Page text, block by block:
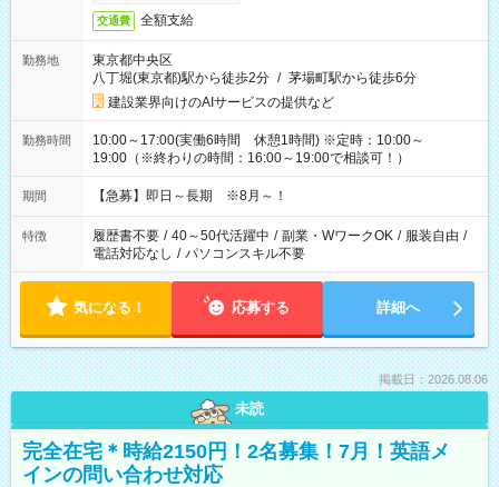
交通費 全額支給
勤務地
東京都中央区
八丁堀(東京都)駅から徒歩2分 / 茅場町駅から徒歩6分
建設業界向けのAIサービスの提供など
勤務時間
10:00～17:00(実働6時間 休憩1時間) ※定時：10:00～
19:00（※終わりの時間：16:00～19:00で相談可！）
期間 【急募】即日～長期 ※8月～！
特徴 履歴書不要 / 40～50代活躍中 / 副業・WワークOK / 服装自由 /
電話対応なし / パソコンスキル不要
気になる！ 応募する 詳細へ
掲載日：2026.08.06
未読
完全在宅＊時給2150円！2名募集！7月！英語メ
インの問い合わせ対応